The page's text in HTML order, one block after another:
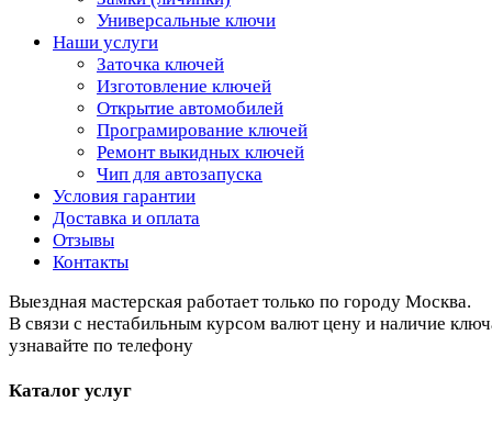
Универсальные ключи
Наши услуги
Заточка ключей
Изготовление ключей
Открытие автомобилей
Програмирование ключей
Ремонт выкидных ключей
Чип для автозапуска
Условия гарантии
Доставка и оплата
Отзывы
Контакты
Выездная мастерская работает только по городу Москва.
В связи с нестабильным курсом валют цену и наличие
узнавайте по телефону
Каталог услуг